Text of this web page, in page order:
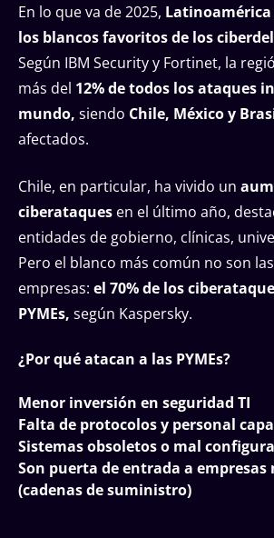
En lo que va de 2025,
los blancos favoritos de los
Según IBM Security y Fortinet, la
más del 12% de todos los ataques
mundo, siendo Chile, México y
afectados.
Chile, en particular, ha vivido un
ciberataques en el último año,
entidades de gobierno, clínicas,
Pero el blanco más común no son
empresas: el 70% de los
PYMEs, según Kaspersky.
¿Por qué atacan a las PYMEs?
Menor inversión en seguridad TI
Falta de protocolos y personal
Sistemas obsoletos o mal
Son puerta de entrada a empresas
(cadenas de suministro)